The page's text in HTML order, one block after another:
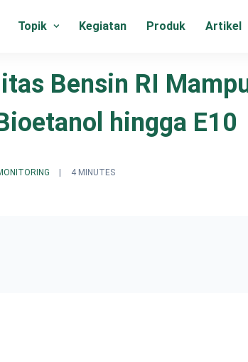
Topik Kegiatan Produk Artikel
Bensin RI
hingga E10
4 MINUTES